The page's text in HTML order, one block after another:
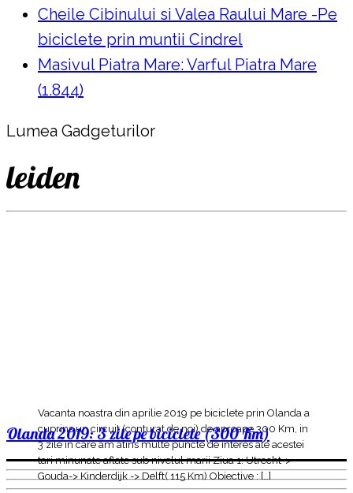
Cheile Cibinului si Valea Raului Mare -Pe
biciclete prin muntii Cindrel
Masivul Piatra Mare: Varful Piatra Mare
(1.844)
Lumea Gadgeturilor
leiden
Vacanta noastra din aprilie 2019 pe biciclete prin Olanda a
cuprins un circuit (conturat de noi) de aproape 300 Km, in
3 zile in care am atins multe puncte de interes ale acestei
tari minunate aflate sub nivelul marii Ziua 1: Utrecht->
Gouda-> Kinderdijk -> Delft( 115 Km) Obiective : […]
Olanda 2019: 3 zile pe biciclete (300 Km)